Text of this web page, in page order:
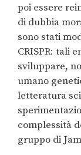
poi essere
di dubbia
sono stati
CRISPR: tali
sviluppare,
umano
letteratura
complessità
gruppo di